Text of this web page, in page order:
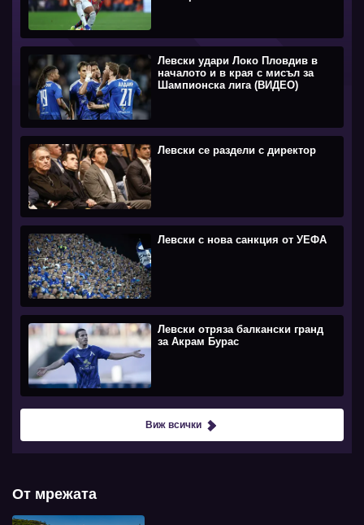
Левски удари Локо Пловдив в
началото и в края с мисъл за
Шампионска лига (ВИДЕО)
Левски се раздели с директор
Левски с нова санкция от УЕФА
Левски отряза балкански гранд
за Акрам Бурас
Виж всички
От мрежата